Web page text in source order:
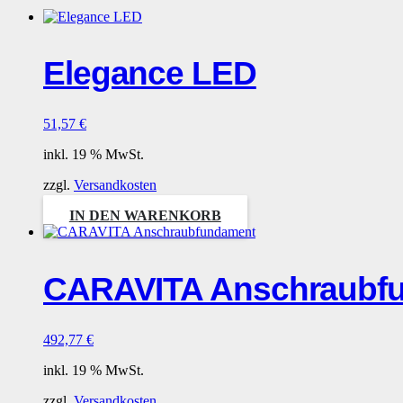
Elegance LED
51,57 €
inkl. 19 % MwSt.
zzgl. Versandkosten
IN DEN WARENKORB
CARAVITA
492,77 €
inkl. 19 % MwSt.